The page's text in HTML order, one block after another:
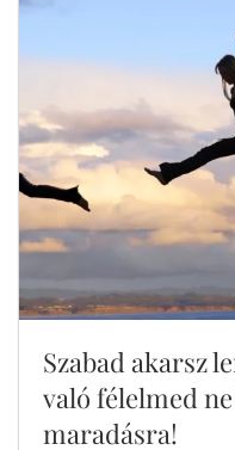
Szabad akarsz
való félelmed
maradásra!